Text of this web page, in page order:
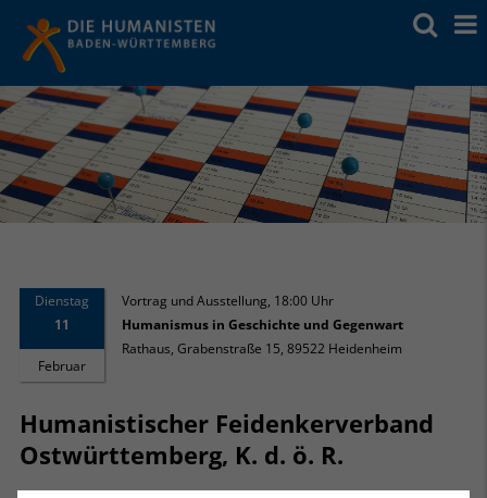
Dienstag
11
Februar
Vortrag und Ausstellung 18:00 Uhr
Humanismus in Geschichte und Gegenwart
Rathaus, Grabenstraße 15, 89522 Heidenheim
Humanistischer Feidenkerverband
Ostwürttemberg, K. d. ö. R.